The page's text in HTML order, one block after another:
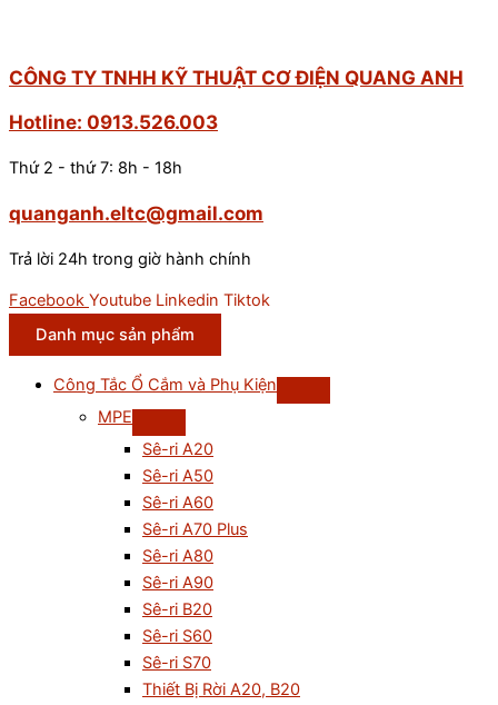
CÔNG TY TNHH KỸ THUẬT CƠ ĐIỆN QUANG ANH
Hotline: 0913.526.003
Thứ 2 - thứ 7: 8h - 18h
quanganh.eltc@gmail.com
Trả lời 24h trong giờ hành chính
Facebook Youtube Linkedin Tiktok
Danh mục sản phẩm
Công Tắc Ổ Cắm và Phụ Kiện
MPE
Sê-ri A20
Sê-ri A50
Sê-ri A60
Sê-ri A70 Plus
Sê-ri A80
Sê-ri A90
Sê-ri B20
Sê-ri S60
Sê-ri S70
Thiết Bị Rời A20, B20